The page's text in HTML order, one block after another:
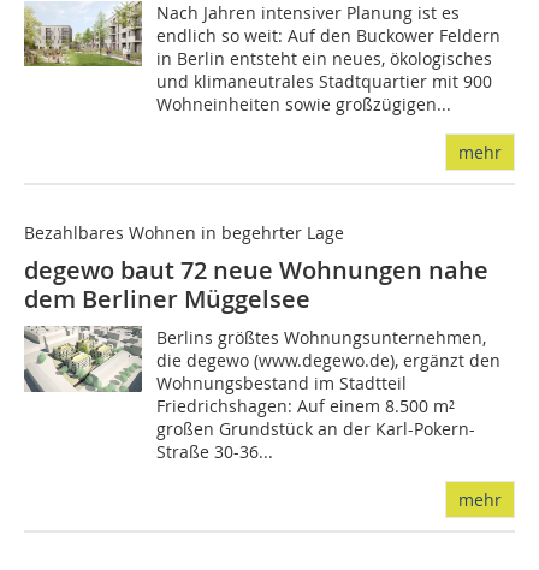
Nach Jahren intensiver Planung ist es
endlich so weit: Auf den Buckower Feldern
in Berlin entsteht ein neues, ökologisches
und klimaneutrales Stadtquartier mit 900
Wohneinheiten sowie großzügigen...
mehr
Bezahlbares Wohnen in begehrter Lage
degewo baut 72 neue Wohnungen nahe
dem Berliner Müggelsee
Berlins größtes Wohnungsunternehmen,
die degewo (www.degewo.de), ergänzt den
Wohnungsbestand im Stadtteil
Friedrichshagen: Auf einem 8.500 m²
großen Grundstück an der Karl-Pokern-
Straße 30-36...
mehr